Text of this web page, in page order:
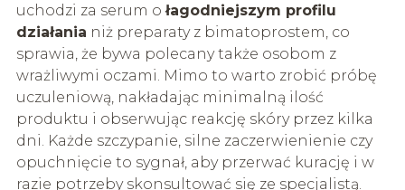
uchodzi za serum ołagodniejszym profilu
działania niż preparaty z bimatoprostem, co
sprawia, że bywa polecany także osobom z
wrażliwymi oczami. Mimo to warto zrobić próbę
uczuleniową, nakładając minimalną ilość
produktu i obserwując reakcję skóry przez kilka
dni. Każde szczypanie, silne zaczerwienienie czy
opuchnięcie to sygnał, aby przerwać kurację i w
razie potrzeby skonsultować się ze specjalistą.